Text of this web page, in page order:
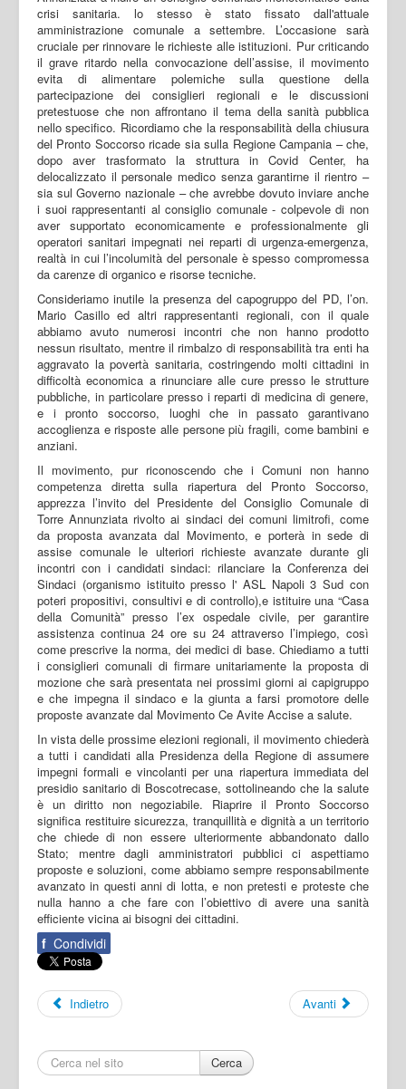
crisi sanitaria. lo stesso è stato fissato dall'attuale
amministrazione comunale a settembre. L’occasione sarà
cruciale per rinnovare le richieste alle istituzioni. Pur criticando
il grave ritardo nella convocazione dell’assise, il movimento
evita di alimentare polemiche sulla questione della
partecipazione dei consiglieri regionali e le discussioni
pretestuose che non affrontano il tema della sanità pubblica
nello specifico. Ricordiamo che la responsabilità della chiusura
del Pronto Soccorso ricade sia sulla Regione Campania – che,
dopo aver trasformato la struttura in Covid Center, ha
delocalizzato il personale medico senza garantirne il rientro –
sia sul Governo nazionale – che avrebbe dovuto inviare anche
i suoi rappresentanti al consiglio comunale - colpevole di non
aver supportato economicamente e professionalmente gli
operatori sanitari impegnati nei reparti di urgenza-emergenza,
realtà in cui l’incolumità del personale è spesso compromessa
da carenze di organico e risorse tecniche.
Consideriamo inutile la presenza del capogruppo del PD, l’on.
Mario Casillo ed altri rappresentanti regionali, con il quale
abbiamo avuto numerosi incontri che non hanno prodotto
nessun risultato, mentre il rimbalzo di responsabilità tra enti ha
aggravato la povertà sanitaria, costringendo molti cittadini in
difficoltà economica a rinunciare alle cure presso le strutture
pubbliche, in particolare presso i reparti di medicina di genere,
e i pronto soccorso, luoghi che in passato garantivano
accoglienza e risposte alle persone più fragili, come bambini e
anziani.
Il movimento, pur riconoscendo che i Comuni non hanno
competenza diretta sulla riapertura del Pronto Soccorso,
apprezza l’invito del Presidente del Consiglio Comunale di
Torre Annunziata rivolto ai sindaci dei comuni limitrofi, come
da proposta avanzata dal Movimento, e porterà in sede di
assise comunale le ulteriori richieste avanzate durante gli
incontri con i candidati sindaci: rilanciare la Conferenza dei
Sindaci (organismo istituito presso l' ASL Napoli 3 Sud con
poteri propositivi, consultivi e di controllo),e istituire una “Casa
della Comunità” presso l’ex ospedale civile, per garantire
assistenza continua 24 ore su 24 attraverso l’impiego, così
come prescrive la norma, dei medici di base. Chiediamo a tutti
i consiglieri comunali di firmare unitariamente la proposta di
mozione che sarà presentata nei prossimi giorni ai capigruppo
e che impegna il sindaco e la giunta a farsi promotore delle
proposte avanzate dal Movimento Ce Avite Accise a salute.
In vista delle prossime elezioni regionali, il movimento chiederà
a tutti i candidati alla Presidenza della Regione di assumere
impegni formali e vincolanti per una riapertura immediata del
presidio sanitario di Boscotrecase, sottolineando che la salute
è un diritto non negoziabile. Riaprire il Pronto Soccorso
significa restituire sicurezza, tranquillità e dignità a un territorio
che chiede di non essere ulteriormente abbandonato dallo
Stato; mentre dagli amministratori pubblici ci aspettiamo
proposte e soluzioni, come abbiamo sempre responsabilmente
avanzato in questi anni di lotta, e non pretesti e proteste che
nulla hanno a che fare con l’obiettivo di avere una sanità
efficiente vicina ai bisogni dei cittadini.
f Condividi
Indietro Avanti
Cerca